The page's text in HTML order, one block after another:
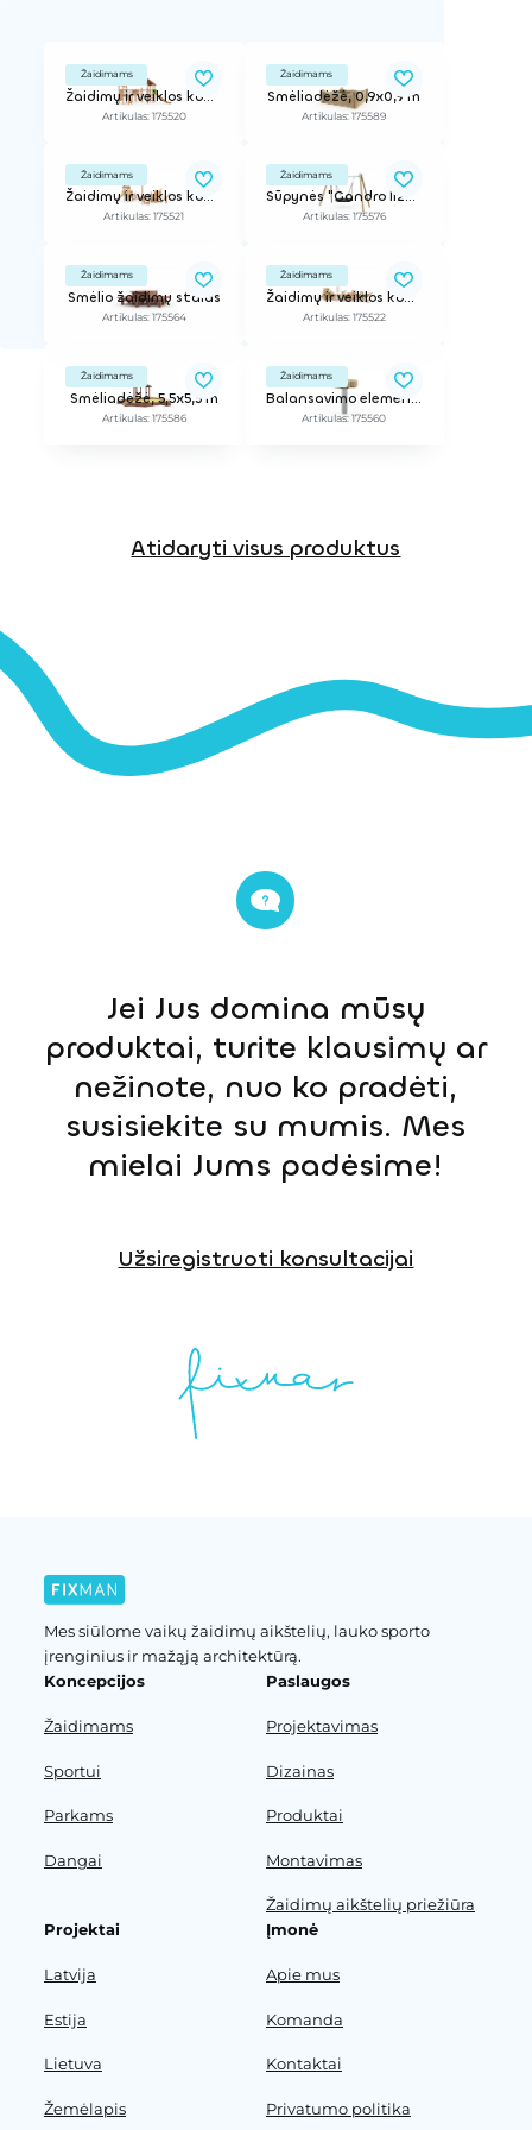
Žaidimams
Žaidimų ir veiklos kompleksas
Artikulas: 175520
Žaidimams
Smėliadėžė, 0,9x0,9 m
Artikulas: 175589
Žaidimams
Žaidimų ir veiklos kompleksas
Artikulas: 175521
Žaidimams
Sūpynės "Gandro lizdas" (su sėdyne)
Artikulas: 175576
Žaidimams
Smėlio žaidimų stalas
Artikulas: 175564
Žaidimams
Žaidimų ir veiklos kompleksas
Artikulas: 175522
Žaidimams
Smėliadėžė, 5,5x5,5 m
Artikulas: 175586
Žaidimams
Balansavimo elementas
Artikulas: 175560
Atidaryti visus produktus
Jei Jus domina mūsų
produktai, turite klausimų ar
nežinote, nuo ko pradėti,
susisiekite su mumis. Mes
mielai Jums padėsime!
Užsiregistruoti konsultacijai
Mes siūlome vaikų žaidimų aikštelių, lauko sporto
įrenginius ir mažąją architektūrą.
Koncepcijos
Žaidimams
Sportui
Parkams
Dangai
Paslaugos
Projektavimas
Dizainas
Produktai
Montavimas
Žaidimų aikštelių priežiūra
Projektai
Latvija
Estija
Lietuva
Žemėlapis
Įmonė
Apie mus
Komanda
Kontaktai
Privatumo politika